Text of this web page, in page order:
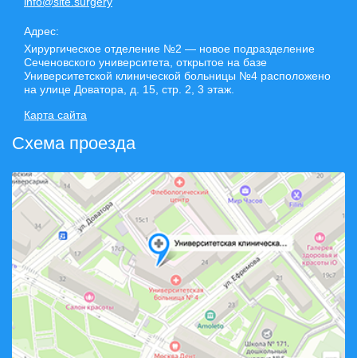
Адрес:
Хирургическое отделение №2 — новое подразделение
Сеченовского университета, открытое на базе
Университетской клинической больницы №4 расположено
на улице Доватора, д. 15, стр. 2, 3 этаж.
Карта сайта
Схема проезда